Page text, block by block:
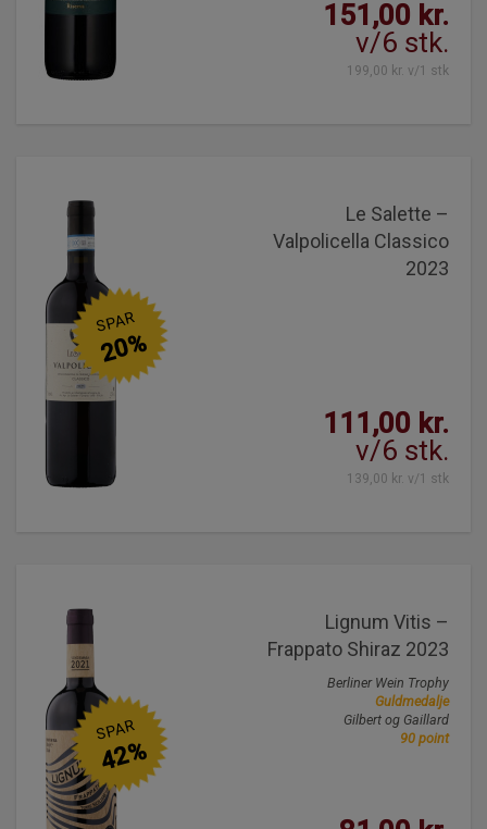
151,00 kr.
v/6 stk.
199,00 kr. v/1 stk
Le Salette –
Valpolicella Classico
2023
111,00 kr.
v/6 stk.
139,00 kr. v/1 stk
SPAR
20%
Lignum Vitis –
Frappato Shiraz 2023
Berliner Wein Trophy
Guldmedalje
Gilbert og Gaillard
90 point
SPAR
42%